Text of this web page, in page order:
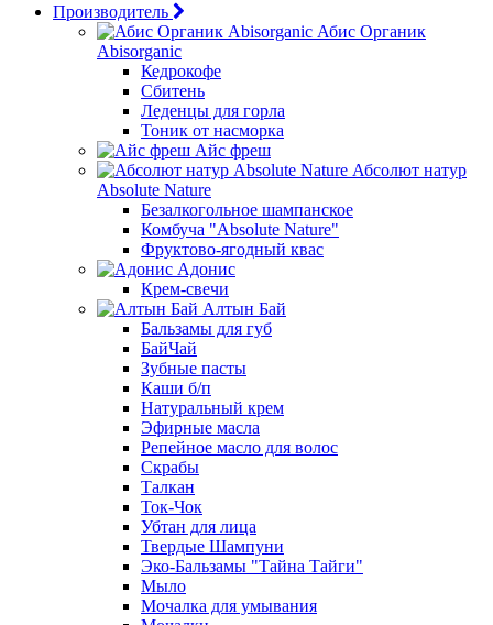
Производитель
Абис Органик
Abisorganic
Кедрокофе
Сбитень
Леденцы для горла
Тоник от насморка
Айс фреш
Абсолют натур
Absolute Nature
Безалкогольное шампанское
Комбуча "Absolute Nature"
Фруктово-ягодный квас
Адонис
Крем-свечи
Алтын Бай
Бальзамы для губ
БайЧай
Зубные пасты
Каши б/п
Натуральный крем
Эфирные масла
Репейное масло для волос
Скрабы
Талкан
Ток-Чок
Убтан для лица
Твердые Шампуни
Эко-Бальзамы "Тайна Тайги"
Мыло
Мочалка для умывания